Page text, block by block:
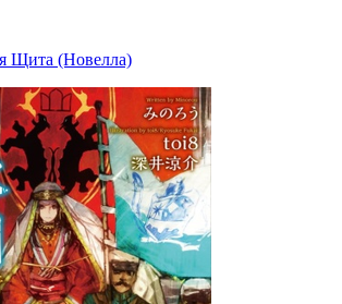
Щита (Новелла)